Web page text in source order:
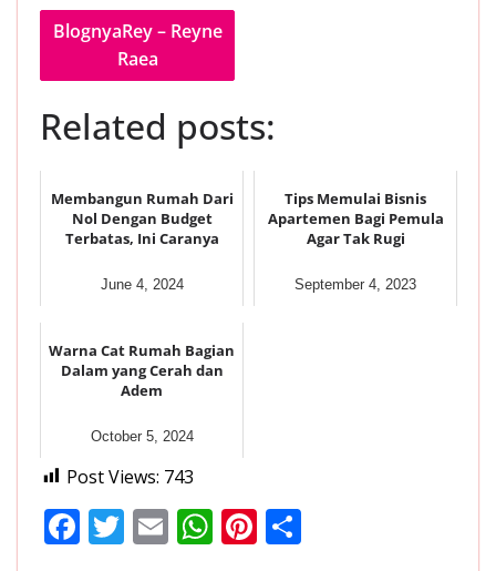
BlognyaRey – Reyne
Raea
Related posts:
Membangun Rumah Dari
Nol Dengan Budget
Terbatas, Ini Caranya
June 4, 2024
Tips Memulai Bisnis
Apartemen Bagi Pemula
Agar Tak Rugi
September 4, 2023
Warna Cat Rumah Bagian
Dalam yang Cerah dan
Adem
October 5, 2024
Post Views: 743
F T E W Pi